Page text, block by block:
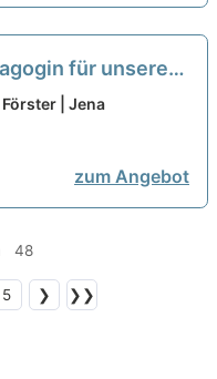
für unsere
w/d) Teilzeit
| Jena
zum Angebot
48
5 ❯ ❯❯